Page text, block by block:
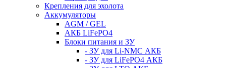
Крепления для эхолота
Аккумуляторы
AGM / GEL
АКБ LiFePO4
Блоки питания и ЗУ
- ЗУ для Li-NMC АКБ
- ЗУ для LiFePO4 АКБ